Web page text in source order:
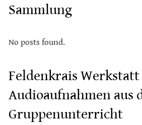
Sammlung
No posts found.
Feldenkrais Werkstatt
Audioaufnahmen aus
Gruppenunterricht